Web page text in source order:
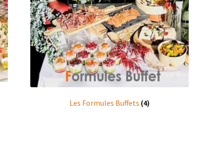
Les Formules Buffets (4)